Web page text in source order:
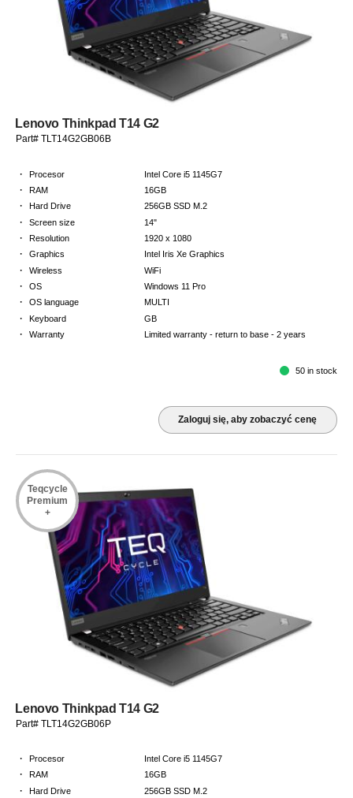
Lenovo Thinkpad T14 G2
Part# TLT14G2GB06B
· Procesor Intel Core i5 1145G7
· RAM 16GB
· Hard Drive 256GB SSD M.2
· Screen size 14"
· Resolution 1920 x 1080
· Graphics Intel Iris Xe Graphics
· Wireless WiFi
· OS Windows 11 Pro
· OS language MULTI
· Keyboard GB
· Warranty Limited warranty - return to base - 2 years
50 in stock
Zaloguj się, aby zobaczyć cenę
Teqcycle
Premium
+
Lenovo Thinkpad T14 G2
Part# TLT14G2GB06P
· Procesor Intel Core i5 1145G7
· RAM 16GB
· Hard Drive 256GB SSD M.2